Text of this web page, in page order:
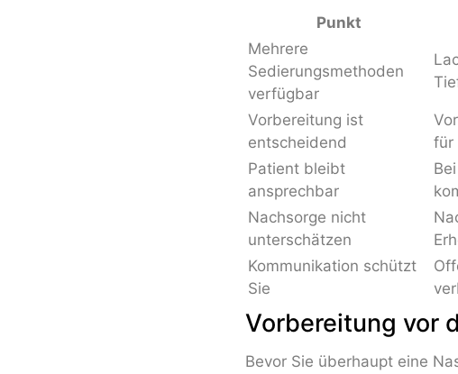
Punkt
Mehrere
Sedierungsmethoden
verfügbar
Vorbereitung ist
entscheidend
für
Patient bleibt
ansprechbar
Nachsorge nicht
unterschätzen
Kommunikation schützt
Sie
Vorbereitung vor
Bevor Sie überhaupt eine